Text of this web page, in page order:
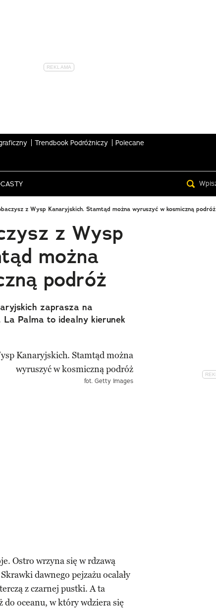
Trendbook Podróżniczy Polecane
z Wysp Kanaryjskich. Stamtąd można wyruszyć w kosmiczną podróż
z Wysp
można
podróż
zaprasza na
La Palma to idealny kierunek
fot. Getty Images
Ostro wrzyna się w rdzawą
dawnego pejzażu ocalały
z czarnej pustki. A ta
do oceanu, w który wdziera się